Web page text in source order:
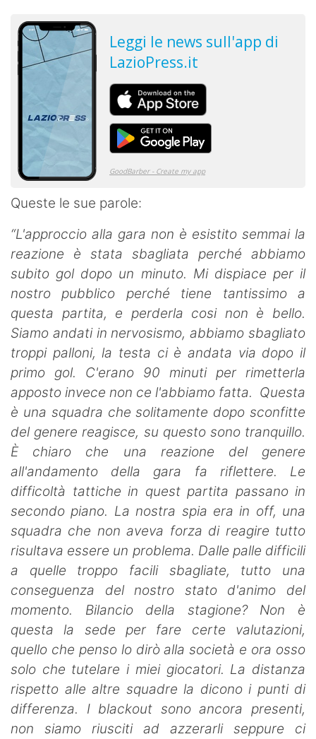
Queste le sue parole:
“L'approccio alla gara non è esistito semmai la
reazione è stata sbagliata perché abbiamo
subito gol dopo un minuto. Mi dispiace per il
nostro pubblico perché tiene tantissimo a
questa partita, e perderla cosi non è bello.
Siamo andati in nervosismo, abbiamo sbagliato
troppi palloni, la testa ci è andata via dopo il
primo gol. C'erano 90 minuti per rimetterla
apposto invece non ce l'abbiamo fatta. Questa
è una squadra che solitamente dopo sconfitte
del genere reagisce, su questo sono tranquillo.
È chiaro che una reazione del genere
all'andamento della gara fa riflettere. Le
difficoltà tattiche in quest partita passano in
secondo piano. La nostra spia era in off, una
squadra che non aveva forza di reagire tutto
risultava essere un problema. Dalle palle difficili
a quelle troppo facili sbagliate, tutto una
conseguenza del nostro stato d'animo del
momento. Bilancio della stagione? Non è
questa la sede per fare certe valutazioni,
quello che penso lo dirò alla società e ora osso
solo che tutelare i miei giocatori. La distanza
rispetto alle altre squadre la dicono i punti di
differenza. I blackout sono ancora presenti,
non siamo riusciti ad azzerarli seppure ci